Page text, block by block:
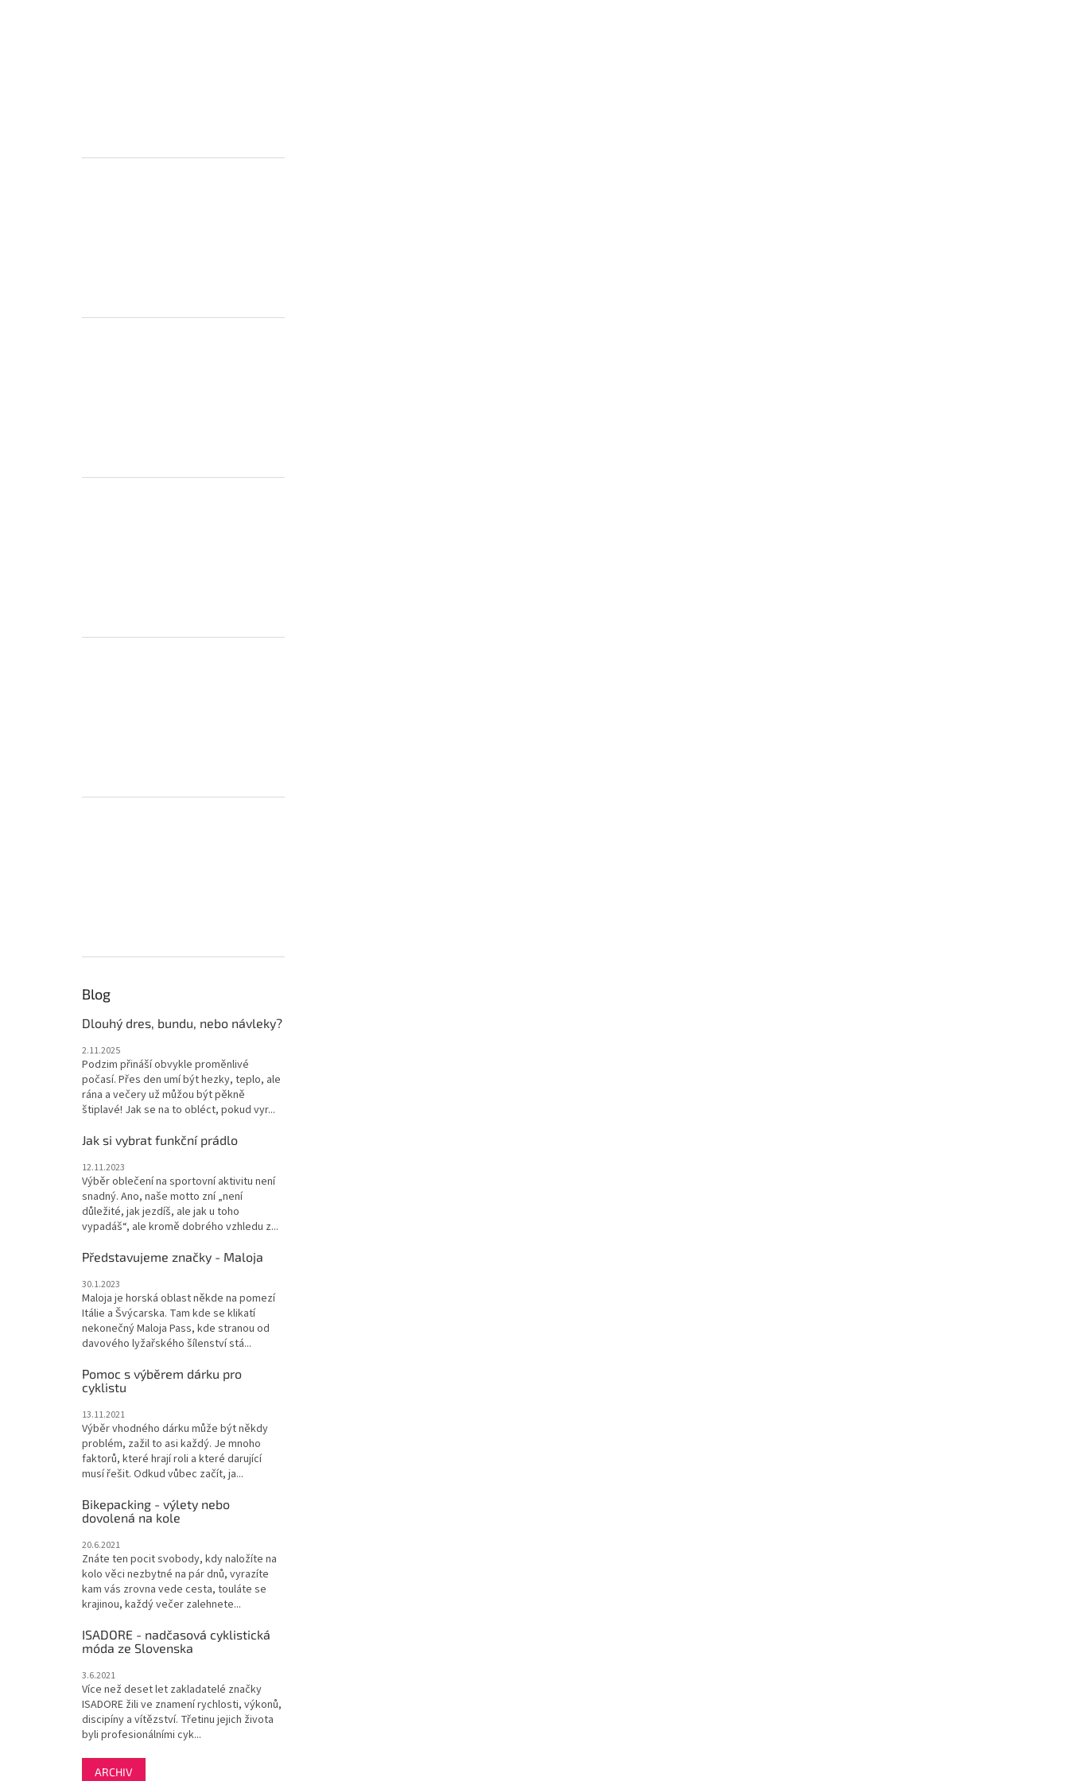
Blog
Dlouhý dres, bundu, nebo návleky?
2.11.2025
Podzim přináší obvykle proměnlivé
počasí. Přes den umí být hezky, teplo, ale
rána a večery už můžou být pěkně
štiplavé! Jak se na to obléct, pokud vyr...
Jak si vybrat funkční prádlo
12.11.2023
Výběr oblečení na sportovní aktivitu není
snadný. Ano, naše motto zní „není
důležité, jak jezdíš, ale jak u toho
vypadáš“, ale kromě dobrého vzhledu z...
Představujeme značky - Maloja
30.1.2023
Maloja je horská oblast někde na pomezí
Itálie a Švýcarska. Tam kde se klikatí
nekonečný Maloja Pass, kde stranou od
davového lyžařského šílenství stá...
Pomoc s výběrem dárku pro
cyklistu
13.11.2021
Výběr vhodného dárku může být někdy
problém, zažil to asi každý. Je mnoho
faktorů, které hrají roli a které darující
musí řešit. Odkud vůbec začít, ja...
Bikepacking - výlety nebo
dovolená na kole
20.6.2021
Znáte ten pocit svobody, kdy naložíte na
kolo věci nezbytné na pár dnů, vyrazíte
kam vás zrovna vede cesta, touláte se
krajinou, každý večer zalehnete...
ISADORE - nadčasová cyklistická
móda ze Slovenska
3.6.2021
Více než deset let zakladatelé značky
ISADORE žili ve znamení rychlosti, výkonů,
discipíny a vítězství. Třetinu jejich života
byli profesionálními cyk...
ARCHIV